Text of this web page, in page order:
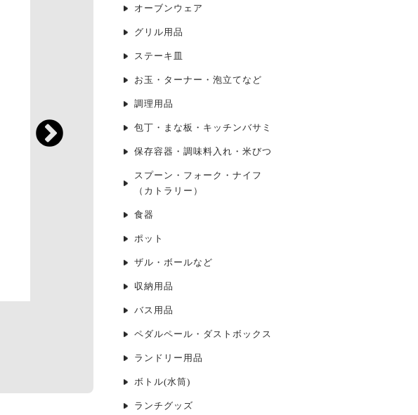
オーブンウェア
グリル用品
ステーキ皿
お玉・ターナー・泡立てなど
調理用品
包丁・まな板・キッチンバサミ
保存容器・調味料入れ・米びつ
スプーン・フォーク・ナイフ
（カトラリー）
食器
ポット
ザル・ボールなど
収納用品
バス用品
ペダルペール・ダストボックス
ランドリー用品
ボトル(水筒)
ランチグッズ